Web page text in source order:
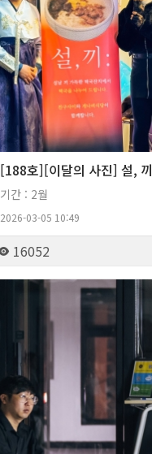
[188호][이달의 사진] 설, 끼
기간 : 2월
2026-03-05 10:49
16052